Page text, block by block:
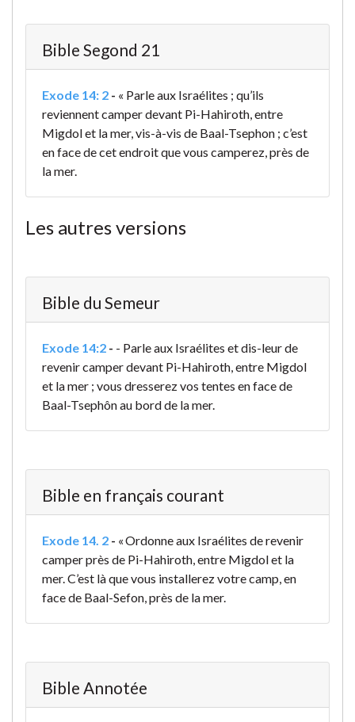
Bible Segond 21
Exode 14: 2 - « Parle aux Israélites ; qu’ils
reviennent camper devant Pi-Hahiroth, entre
Migdol et la mer, vis-à-vis de Baal-Tsephon ; c’est
en face de cet endroit que vous camperez, près de
la mer.
Les autres versions
Bible du Semeur
Exode 14:2 - - Parle aux Israélites et dis-leur de
revenir camper devant Pi-Hahiroth, entre Migdol
et la mer ; vous dresserez vos tentes en face de
Baal-Tsephôn au bord de la mer.
Bible en français courant
Exode 14. 2 - « Ordonne aux Israélites de revenir
camper près de Pi-Hahiroth, entre Migdol et la
mer. C’est là que vous installerez votre camp, en
face de Baal-Sefon, près de la mer.
Bible Annotée